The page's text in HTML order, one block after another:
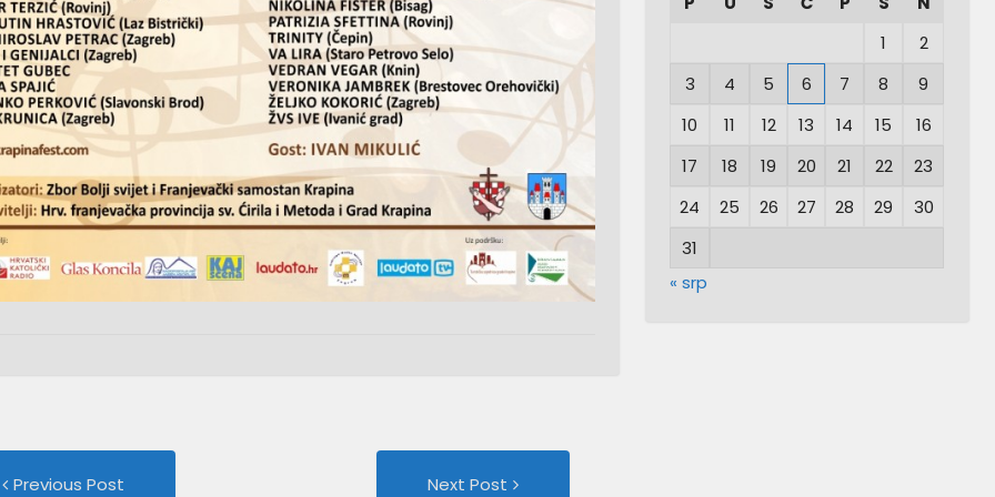
Previous Post Next Post
1
2
3
4 5 6 7 8
9
10
11 12 13 14 15
16
17
18 19 20 21 22
23
24
25 26 27 28 29
30
31
« srp